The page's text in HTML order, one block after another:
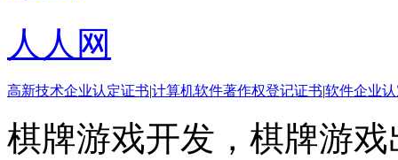
人人网
高新技术企业认定证书|计算机软件著作权登记证书|软件企业
棋牌游戏开发，棋牌游